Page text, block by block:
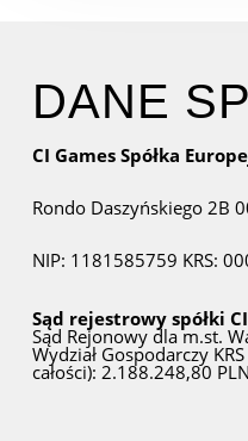
DANE
CI Games Spółka
Rondo Daszyńskiego 2B
NIP: 1181585759 KRS:
Sąd rejestrowy spółki CI
Sąd Rejonowy dla m.st.
Wydział Gospodarczy KRS
całości): 2.188.248,80 PLN